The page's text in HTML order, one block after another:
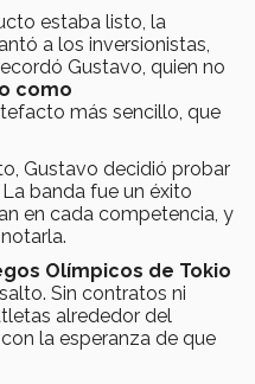
estaba listo, la
a los inversionistas,
Gustavo, quien no
como
más sencillo, que
Gustavo decidió probar
banda fue un éxito
en cada competencia, y
Olímpicos de Tokio
Sin contratos ni
alrededor del
la esperanza de que